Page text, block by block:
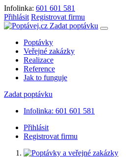
Infolinka: 601 601 581
Přihlásit Registrovat firmu
Zadat poptávku
Poptávky
Veřejné zakázky
Realizace
Reference
Jak to funguje
Zadat poptávku
Infolinka: 601 601 581
Přihlásit
Registrovat firmu